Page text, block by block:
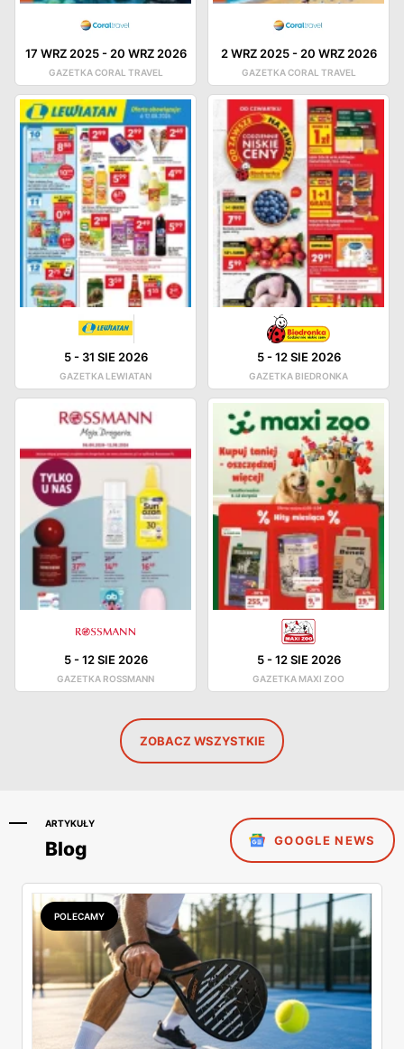
17 WRZ 2025-20 WRZ 2026
GAZETKA CORAL TRAVEL
2 WRZ 2025-20 WRZ 2026
GAZETKA CORAL TRAVEL
5- 31 SIE 2026
GAZETKA LEWIATAN
5-12 SIE 2026
GAZETKA BIEDRONKA
5-12 SIE 2026
GAZETKA ROSSMANN
5-12 SIE 2026
GAZETKA MAXI ZOO
ZOBACZ WSZYSTKIE
ARTYKUŁY
Blog GOOGLE NEWS
POLECAMY